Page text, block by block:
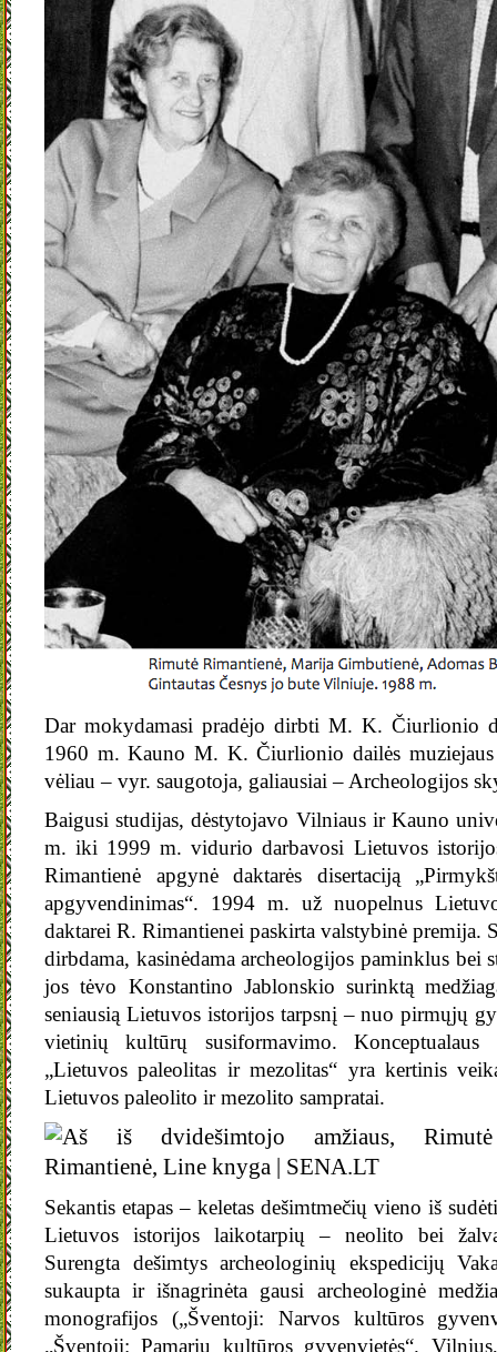
Dar mokydamasi pradėjo dirbti M. K. Čiurlionio
1960 m. Kauno M. K. Čiurlionio dailės muziejaus
vėliau – vyr. saugotoja, galiausiai – Archeologijos
Baigusi studijas, dėstytojavo Vilniaus ir Kauno
m. iki 1999 m. vidurio darbavosi Lietuvos
Rimantienė apgynė daktarės disertaciją
apgyvendinimas“. 1994 m. už nuopelnus
daktarei R. Rimantienei paskirta valstybinė premija.
dirbdama, kasinėdama archeologijos paminklus bei
jos tėvo Konstantino Jablonskio surinktą
seniausią Lietuvos istorijos tarpsnį – nuo pirmųjų
vietinių kultūrų susiformavimo. Konceptualaus
„Lietuvos paleolitas ir mezolitas“ yra kertinis
Lietuvos paleolito ir mezolito sampratai.
Sekantis etapas – keletas dešimtmečių vieno iš
Lietuvos istorijos laikotarpių – neolito bei
Surengta dešimtys archeologinių ekspedicijų
sukaupta ir išnagrinėta gausi archeologinė
monografijos („Šventoji: Narvos kultūros
„Šventoji: Pamarių kultūros gyvenvietės“.